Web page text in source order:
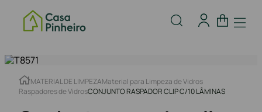
MATERIAL DE LIMPEZAMaterial para Limpeza de Vidros
Raspadores de VidrosCONJUNTO RASPADOR CLIP C/10 LÂMINAS